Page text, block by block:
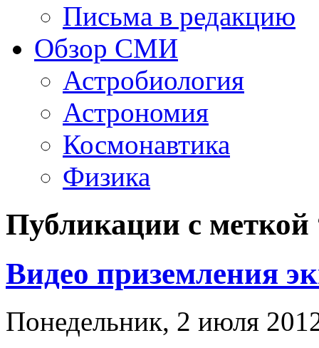
Письма в редакцию
Обзор СМИ
Астробиология
Астрономия
Космонавтика
Физика
Публикации с
Видео приземления
Понедельник, 2 июля